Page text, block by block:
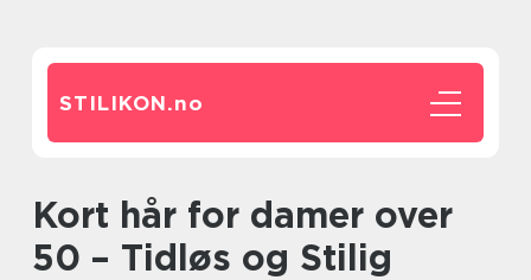
STILIKON.no
Kort hår for damer over
50 – Tidløs og Stilig